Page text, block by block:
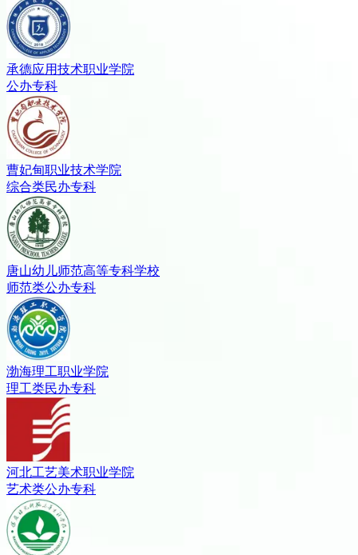
承德应用技术职业学院
公办专科
曹妃甸职业技术学院
综合类民办专科
唐山幼儿师范高等专科学校
师范类公办专科
渤海理工职业学院
理工类民办专科
河北工艺美术职业学院
艺术类公办专科